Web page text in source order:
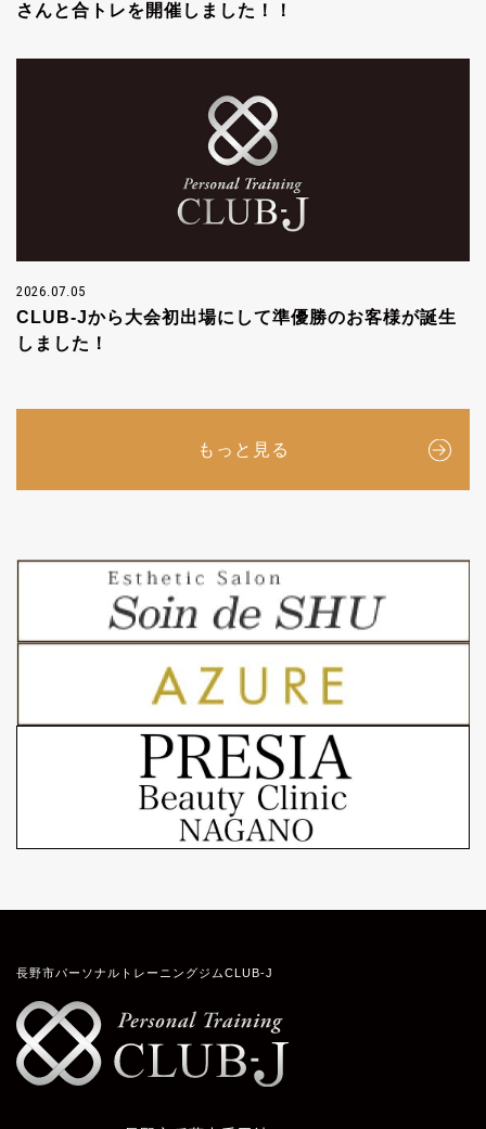
さんと合トレを開催しました！！
2026.07.05
CLUB-Jから大会初出場にして準優勝のお客様が誕生
しました！
もっと見る
長野市パーソナルトレーニングジムCLUB-J